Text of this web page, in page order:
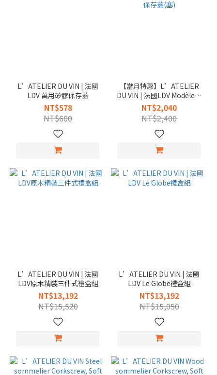
L’ATELIER DU VIN | 法國
LDV 萬用矽膠保存蓋
NT$578
NT$600
【當月特惠】L’ATELIER
DU VIN | 法國LDV Modèle萬
用保存蓋(塞)
NT$2,040
NT$2,400
L’ATELIER DU VIN | 法國
LDV原木精裝三件式禮盒組
NT$13,192
NT$15,520
L’ATELIER DU VIN | 法國
LDV Le Globe禮盒組
NT$13,192
NT$15,050